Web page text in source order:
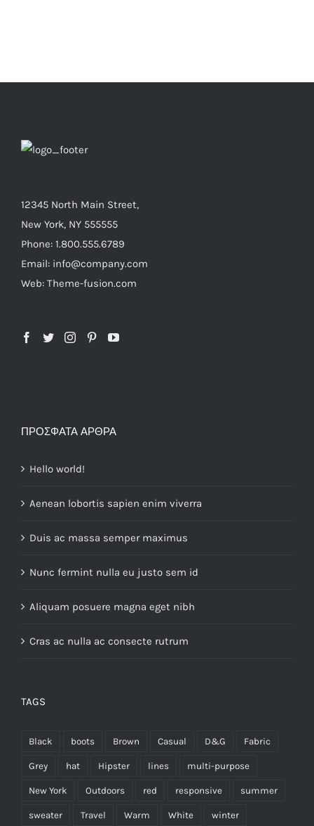
12345 North Main Street,
New York, NY 555555
Phone: 1.800.555.6789
Email: info@company.com
Web: Theme-fusion.com
ΠΡΌΣΦΑΤΑ ΆΡΘΡΑ
Hello world!
Aenean lobortis sapien enim viverra
Duis ac massa semper maximus
Nunc fermint nulla eu justo sem id
Aliquam posuere magna eget nibh
Cras ac nulla ac consecte rutrum
TAGS
Black boots Brown Casual D&G Fabric
Grey hat Hipster lines multi-purpose
New York Outdoors red responsive summer
sweater Travel Warm White winter